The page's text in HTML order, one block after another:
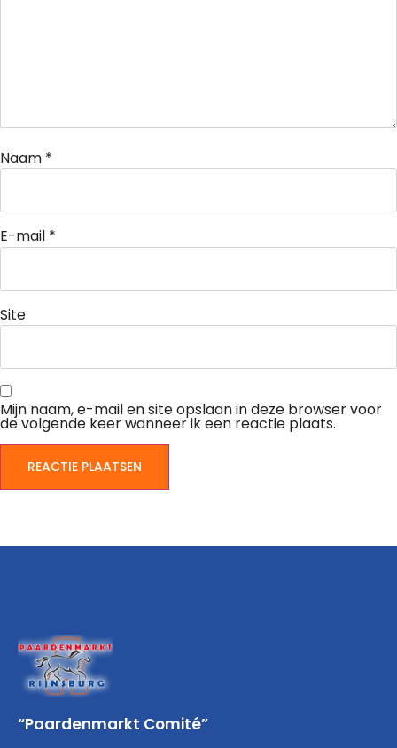
Naam *
E-mail *
Site
Mijn naam, e-mail en site opslaan in deze browser voor
de volgende keer wanneer ik een reactie plaats.
“Paardenmarkt Comité”